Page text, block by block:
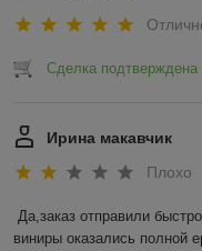
Сделка подтверждена
Ирина макавчик
Плохо
Да,заказ отправили
виниры оказались полной